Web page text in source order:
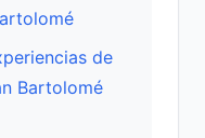
de
Bartolomé